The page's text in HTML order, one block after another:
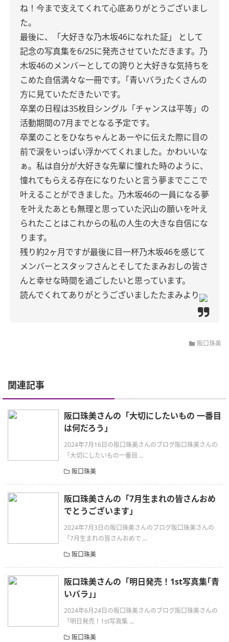
ね！ 今まで支えてくれて心底ありがとうございまし
た。
最後に、
「大好きな乃木坂46になれた証」 として
記念の写真集を6/25に発売させていただきます。 乃
木坂46のメンバーとしての誇りと大好きな気持ちを
こめた自信満々な一冊です。 ｢青いバラ｣たくさんの
方に見ていただきたいです。
卒業の日程は35枚目シングル「チャンスは平等」の
活動期間の7月までとなる予定です。
卒業のことをひなちゃんとあーやに伝えた際に目の
前で涙をいっぱい浮かべてくれました。かわいいな
ぁ。 私は自分が大好きな先輩に憧れた時のように、
憧れてもらえる存在になりたいと言う夢までここで
叶えることができました。 乃木坂46の一員になる夢
を叶えたあとも無理と思っていた沢山の願いを叶え
られたことはこれからの私の人生の大きな自信にな
ります。
残り約2ヶ月ですが最後に目一杯乃木坂46を感じて
メンバーとスタッフさんとそしてたまみおしの皆さ
んと幸せな時間を過ごしたいと思っています。
読んでくれてありがとうございましたたまみより
阪口珠美
関連記事
阪口珠美さんの「大切にしたいもの 一番目
は何だろう」
2024年7月16日の阪口珠美さんのブログ阪口珠美さんの
「大切にしたいもの一番目 ...
阪口珠美
阪口珠美さんの「7月生まれの皆さんおめ
でとうございます」
2024年7月3日の阪口珠美さんのブログ阪口珠美さんの
「7月生まれの皆さんおめで ...
阪口珠美
阪口珠美さんの「明日発売！1st写真集｢青
いバラ｣」
2024年6月24日の阪口珠美さんのブログ阪口珠美さんの
「明日発売！1st写真集 ...
阪口珠美